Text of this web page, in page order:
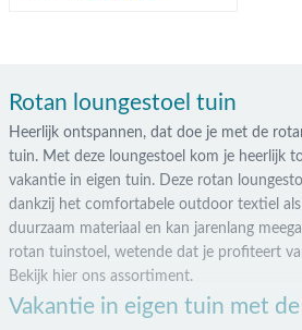
Rotan loungestoel tuin
Heerlijk ontspannen, dat doe je met de
tuin. Met deze loungestoel kom je heerlijk
vakantie in eigen tuin. Deze rotan
dankzij het comfortabele outdoor textiel
duurzaam materiaal en kan jarenlang
rotan tuinstoel, wetende dat je profiteert
Bekijk hier ons assortiment.
Vakantie in eigen tuin met